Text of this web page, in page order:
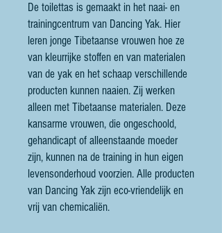
De toilettas is gemaakt in het naai- en
trainingcentrum van Dancing Yak. Hier
leren jonge Tibetaanse vrouwen hoe ze
van kleurrijke stoffen en van materialen
van de yak en het schaap verschillende
producten kunnen naaien. Zij werken
alleen met Tibetaanse materialen. Deze
kansarme vrouwen, die ongeschoold,
gehandicapt of alleenstaande moeder
zijn, kunnen na de training in hun eigen
levensonderhoud voorzien. Alle producten
van Dancing Yak zijn eco-vriendelijk en
vrij van chemicaliën.